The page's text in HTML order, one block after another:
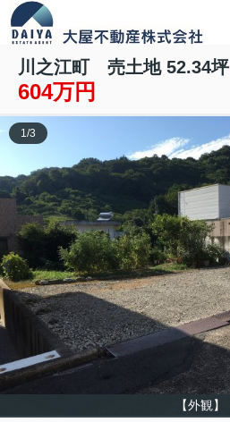
川之江町 売土地 52.34坪
604万円
【外観】
1/3